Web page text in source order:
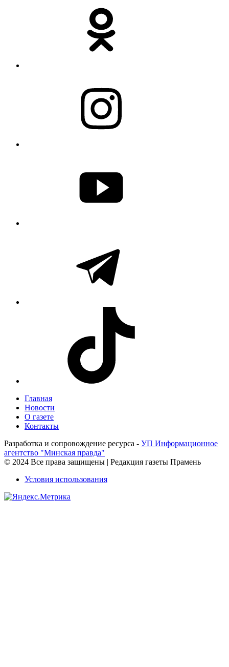
Главная
Новости
О газете
Контакты
Разработка и сопровождение ресурса - УП Информационное
агентство "Минская правда"
© 2024 Все права защищены | Редакция газеты Прамень
Условия использования